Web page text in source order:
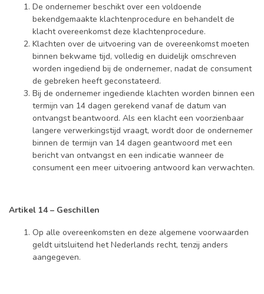
De ondernemer beschikt over een voldoende
bekendgemaakte klachtenprocedure en behandelt de
klacht overeenkomst deze klachtenprocedure.
Klachten over de uitvoering van de overeenkomst moeten
binnen bekwame tijd, volledig en duidelijk omschreven
worden ingediend bij de ondernemer, nadat de consument
de gebreken heeft geconstateerd.
Bij de ondernemer ingediende klachten worden binnen een
termijn van 14 dagen gerekend vanaf de datum van
ontvangst beantwoord. Als een klacht een voorzienbaar
langere verwerkingstijd vraagt, wordt door de ondernemer
binnen de termijn van 14 dagen geantwoord met een
bericht van ontvangst en een indicatie wanneer de
consument een meer uitvoering antwoord kan verwachten.
Artikel 14 – Geschillen
Op alle overeenkomsten en deze algemene voorwaarden
geldt uitsluitend het Nederlands recht, tenzij anders
aangegeven.